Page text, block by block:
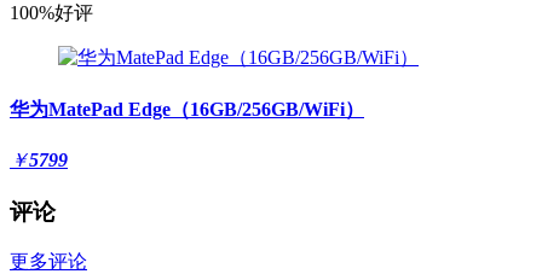
100%好评
华为MatePad Edge（16GB/256GB/WiFi）
￥5799
评论
更多评论